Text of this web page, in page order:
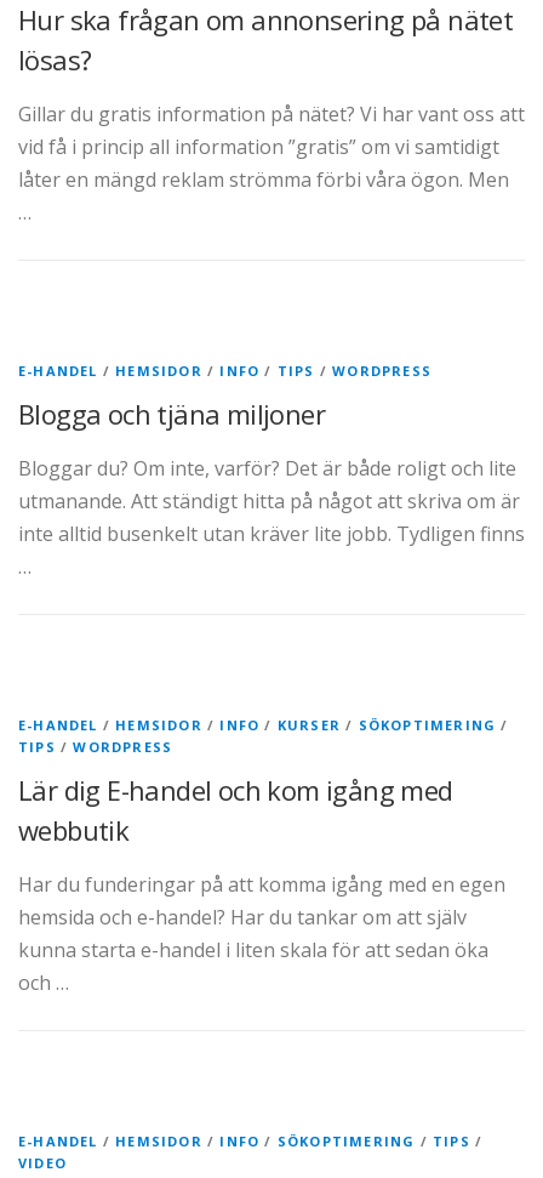
Hur ska frågan om annonsering på nätet
lösas?
Gillar du gratis information på nätet? Vi har vant oss att
vid få i princip all information ”gratis” om vi samtidigt
låter en mängd reklam strömma förbi våra ögon. Men
…
E-HANDEL / HEMSIDOR / INFO / TIPS /WORDPRESS
Blogga och tjäna miljoner
Bloggar du? Om inte, varför? Det är både roligt och lite
utmanande. Att ständigt hitta på något att skriva om är
inte alltid busenkelt utan kräver lite jobb. Tydligen finns
…
E-HANDEL / HEMSIDOR / INFO / KURSER / SÖKOPTIMERING /
TIPS /WORDPRESS
Lär dig E-handel och kom igång med
webbutik
Har du funderingar på att komma igång med en egen
hemsida och e-handel? Har du tankar om att själv
kunna starta e-handel i liten skala för att sedan öka
och …
E-HANDEL / HEMSIDOR / INFO / SÖKOPTIMERING / TIPS /
VIDEO